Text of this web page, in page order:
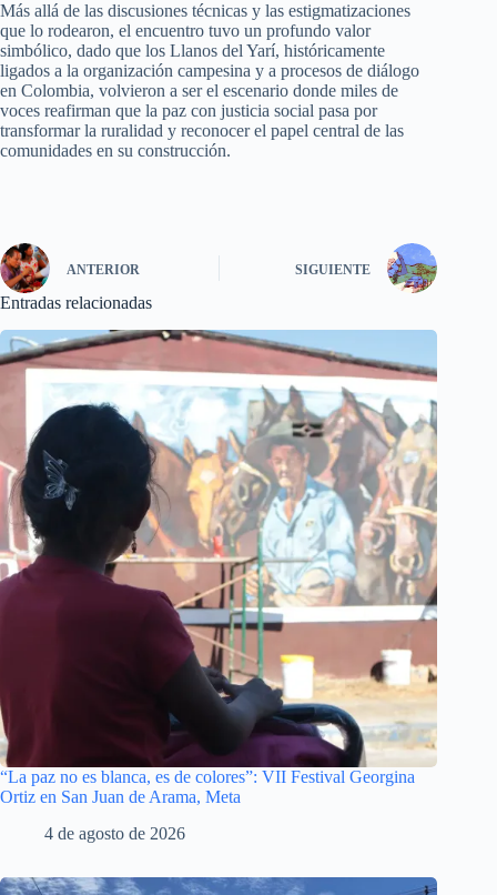
Más allá de las discusiones técnicas y las estigmatizaciones
que lo rodearon, el encuentro tuvo un profundo valor
simbólico, dado que los Llanos del Yarí, históricamente
ligados a la organización campesina y a procesos de diálogo
en Colombia, volvieron a ser el escenario donde miles de
voces reafirman que la paz con justicia social pasa por
transformar la ruralidad y reconocer el papel central de las
comunidades en su construcción.
ANTERIOR SIGUIENTE
Entradas relacionadas
“La paz no es blanca, es de colores”: VII Festival Georgina
Ortiz en San Juan de Arama, Meta
4 de agosto de 2026